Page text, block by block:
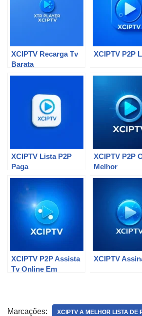
XCIPTV Recarga Tv
Barata
XCIPTV P2P
XCIPTV Lista P2P
Paga
XCIPTV P2P
Melhor
XCIPTV P2P Assista
Tv Online Em
XCIPTV
Marcações: XCIPTV A MELHOR LISTA DE